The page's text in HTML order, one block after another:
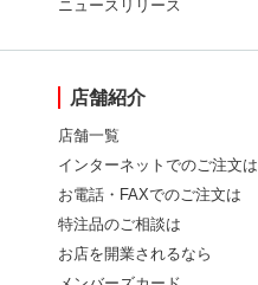
ニュースリリース
店舗紹介
店舗一覧
インターネットでのご注文は
お電話・FAXでのご注文は
特注品のご相談は
お店を開業されるなら